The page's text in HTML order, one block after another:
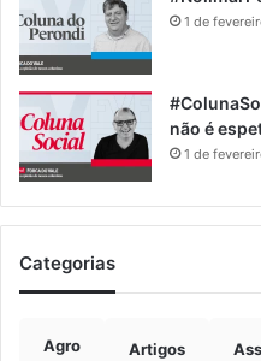
1 de
não é
1 de
Categorias
Agro Artigos